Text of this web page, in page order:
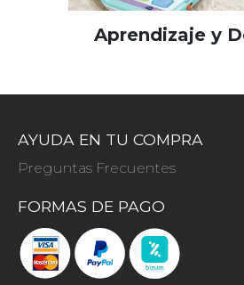
Aprendizaje y
AYUDA EN TU COMPRA
Preguntas Frecuentes
FORMAS DE PAGO